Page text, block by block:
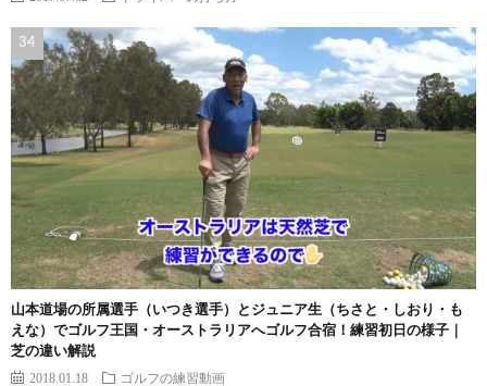
山本道場の所属選手（いつき選手）とジュニア生（ちさと・しおり・も
えな）でゴルフ王国・オーストラリアへゴルフ合宿！練習初日の様子｜
芝の違い解説
2018.01.18 ゴルフの練習動画